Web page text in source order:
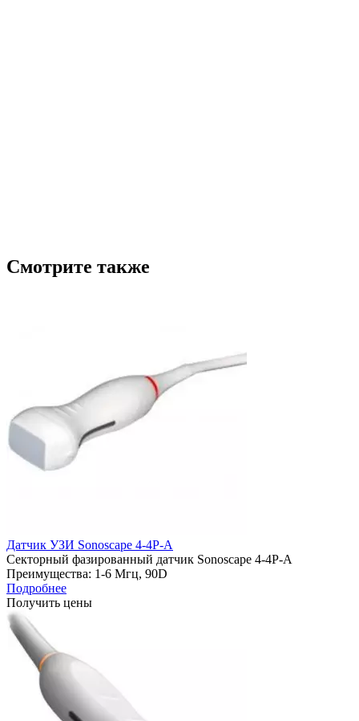
Смотрите также
Датчик УЗИ Sonoscape 4-4P-A
Секторный фазированный датчик Sonoscape 4-4P-A
Преимущества: 1-6 Mгц, 90D
Подробнее
Получить цены